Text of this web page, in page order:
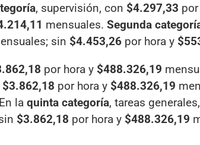
, supervisión, con $4.297,33
mensuales. Segunda
sin $4.453,26 por hora y
por hora y $488.326,19
$3.862,18 por hora y $488.326,19
la quinta categoría, tareas
$3.862,18 por hora y $488.326,19